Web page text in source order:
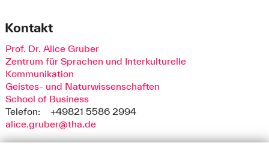
Kontakt
Prof. Dr. Alice Gruber
Zentrum für Sprachen und Interkulturelle
Kommunikation
Geistes- und Naturwissenschaften
School of Business
Telefon:
+49821 5586 2994
alice.gruber@tha.de